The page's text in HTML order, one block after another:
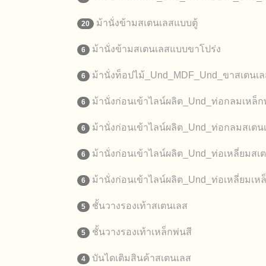
20 ม้านั่งข้ามสเตนเลสแบบตู้
6 ม้านั่งข้ามสเตนเลสแบบขาโปร่ง
6 ม้านั่งท็อปไม้_Und_MDF_Und_ขาสเตนเ
6 ม้านั่งก่อนเข้าไลน์ผลิต_Und_ท่อกลมเหล็
6 ม้านั่งก่อนเข้าไลน์ผลิต_Und_ท่อกลมสเตน
6 ม้านั่งก่อนเข้าไลน์ผลิต_Und_ท่อเหลี่ยมสเ
6 ม้านั่งก่อนเข้าไลน์ผลิต_Und_ท่อเหลี่ยมเห
5 ชั้นวางรองเท้าสเตนเลส
5 ชั้นวางรองเท้าเหล็กพ่นสี
4 บันไดเติมสินค้าสเตนเลส